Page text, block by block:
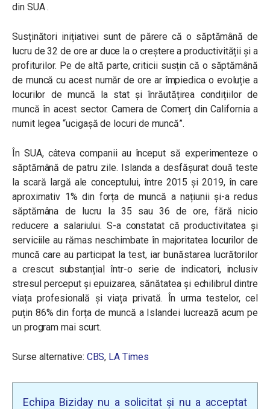
din SUA .
Susținători inițiativei sunt de părere că o săptămână de
lucru de 32 de ore ar duce la o creștere a productivității și a
profiturilor. Pe de altă parte, criticii susțin că o săptămână
de muncă cu acest număr de ore ar împiedica o evoluție a
locurilor de muncă la stat și înrăutățirea condițiilor de
muncă în acest sector. Camera de Comerț din California a
numit legea “ucigașă de locuri de muncă”.
În SUA, câteva companii au început să experimenteze o
săptămână de patru zile. Islanda a desfășurat două teste
la scară largă ale conceptului, între 2015 și 2019, în care
aproximativ 1% din forța de muncă a națiunii și-a redus
săptămâna de lucru la 35 sau 36 de ore, fără nicio
reducere a salariului. S-a constatat că productivitatea și
serviciile au rămas neschimbate în majoritatea locurilor de
muncă care au participat la test, iar bunăstarea lucrătorilor
a crescut substanțial într-o serie de indicatori, inclusiv
stresul perceput și epuizarea, sănătatea și echilibrul dintre
viața profesională și viața privată. În urma testelor, cel
puțin 86% din forța de muncă a Islandei lucrează acum pe
un program mai scurt.
Surse alternative: CBS, LA Times
Echipa Biziday nu a solicitat și nu a acceptat